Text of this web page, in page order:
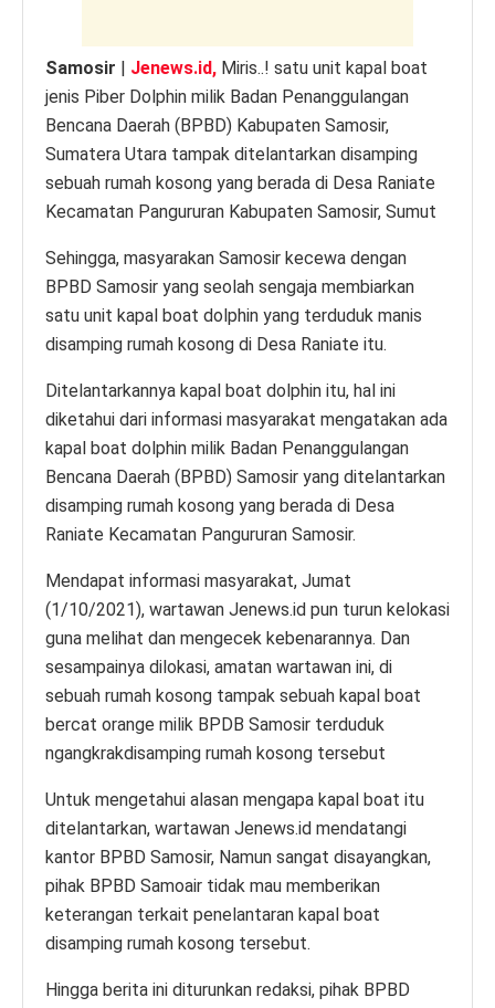
Samosir | Jenews.id, Miris..! satu unit kapal boat
jenis Piber Dolphin milik Badan Penanggulangan
Bencana Daerah (BPBD) Kabupaten Samosir,
Sumatera Utara tampak ditelantarkan disamping
sebuah rumah kosong yang berada di Desa Raniate
Kecamatan Pangururan Kabupaten Samosir, Sumut
Sehingga, masyarakan Samosir kecewa dengan
BPBD Samosir yang seolah sengaja membiarkan
satu unit kapal boat dolphin yang terduduk manis
disamping rumah kosong di Desa Raniate itu.
Ditelantarkannya kapal boat dolphin itu, hal ini
diketahui dari informasi masyarakat mengatakan ada
kapal boat dolphin milik Badan Penanggulangan
Bencana Daerah (BPBD) Samosir yang ditelantarkan
disamping rumah kosong yang berada di Desa
Raniate Kecamatan Pangururan Samosir.
Mendapat informasi masyarakat, Jumat
(1/10/2021), wartawan Jenews.id pun turun kelokasi
guna melihat dan mengecek kebenarannya. Dan
sesampainya dilokasi, amatan wartawan ini, di
sebuah rumah kosong tampak sebuah kapal boat
bercat orange milik BPDB Samosir terduduk
ngangkrakdisamping rumah kosong tersebut
Untuk mengetahui alasan mengapa kapal boat itu
ditelantarkan, wartawan Jenews.id mendatangi
kantor BPBD Samosir, Namun sangat disayangkan,
pihak BPBD Samoair tidak mau memberikan
keterangan terkait penelantaran kapal boat
disamping rumah kosong tersebut.
Hingga berita ini diturunkan redaksi, pihak BPBD